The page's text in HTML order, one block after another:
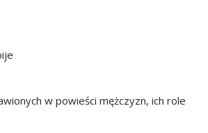
w powieści mężczyzn, ich role